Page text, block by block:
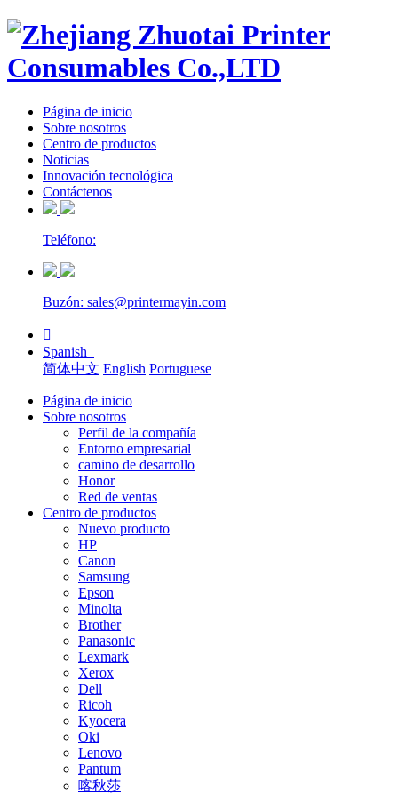
Página de inicio
Sobre nosotros
Centro de productos
Noticias
Innovación tecnológica
Contáctenos
Teléfono:
Buzón: sales@printermayin.com

Spanish
简体中文 English Portuguese
Página de inicio
Sobre nosotros
Perfil de la compañía
Entorno empresarial
camino de desarrollo
Honor
Red de ventas
Centro de productos
Nuevo producto
HP
Canon
Samsung
Epson
Minolta
Brother
Panasonic
Lexmark
Xerox
Dell
Ricoh
Kyocera
Oki
Lenovo
Pantum
喀秋莎